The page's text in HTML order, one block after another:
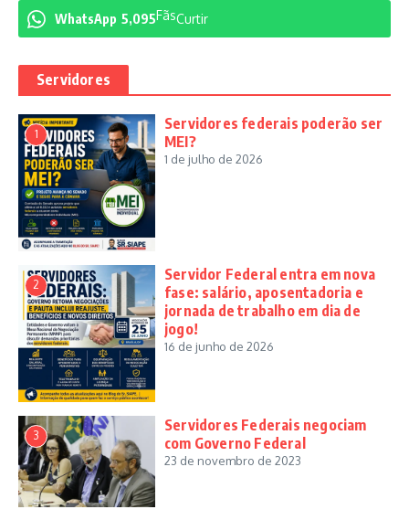
WhatsApp 5,095FãsCurtir
Servidores
1
Servidores federais poderão ser
MEI?
1 de julho de 2026
2
Servidor Federal entra em nova
fase: salário, aposentadoria e
jornada de trabalho em dia de
jogo!
16 de junho de 2026
3
Servidores Federais negociam
com Governo Federal
23 de novembro de 2023